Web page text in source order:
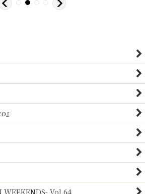
』
WEEKENDS- Vol.64